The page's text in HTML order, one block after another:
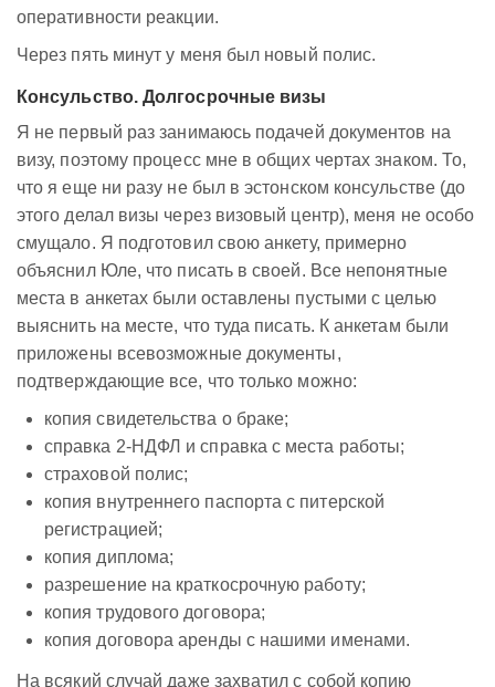
оперативности реакции.
Через пять минут у меня был новый полис.
Консульство. Долгосрочные визы
Я не первый раз занимаюсь подачей документов на
визу, поэтому процесс мне в общих чертах знаком. То,
что я еще ни разу не был в эстонском консульстве (до
этого делал визы через визовый центр), меня не особо
смущало. Я подготовил свою анкету, примерно
объяснил Юле, что писать в своей. Все непонятные
места в анкетах были оставлены пустыми с целью
выяснить на месте, что туда писать. К анкетам были
приложены всевозможные документы,
подтверждающие все, что только можно:
копия свидетельства о браке;
справка 2-НДФЛ и справка с места работы;
страховой полис;
копия внутреннего паспорта с питерской
регистрацией;
копия диплома;
разрешение на краткосрочную работу;
копия трудового договора;
копия договора аренды с нашими именами.
На всякий случай даже захватил с собой копию